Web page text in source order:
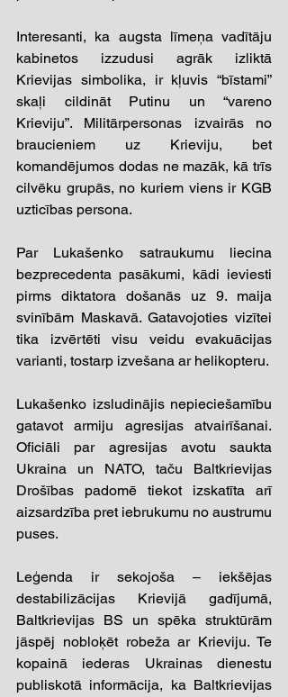
Interesanti, ka augsta līmeņa vadītāju
kabinetos izzudusi agrāk izliktā
Krievijas simbolika, ir kļuvis “bīstami”
skaļi cildināt Putinu un “vareno
Krieviju”. Militārpersonas izvairās no
braucieniem uz Krieviju, bet
komandējumos dodas ne mazāk, kā trīs
cilvēku grupās, no kuriem viens ir KGB
uzticības persona.
Par Lukašenko satraukumu liecina
bezprecedenta pasākumi, kādi ieviesti
pirms diktatora došanās uz 9. maija
svinībām Maskavā. Gatavojoties vizītei
tika izvērtēti visu veidu evakuācijas
varianti, tostarp izvešana ar helikopteru.
Lukašenko izsludinājis nepieciešamību
gatavot armiju agresijas atvairīšanai.
Oficiāli par agresijas avotu saukta
Ukraina un NATO, taču Baltkrievijas
Drošības padomē tiekot izskatīta arī
aizsardzība pret iebrukumu no austrumu
puses.
Leģenda ir sekojoša – iekšējas
destabilizācijas Krievijā gadījumā,
Baltkrievijas BS un spēka struktūrām
jāspēj nobloķēt robeža ar Krieviju. Te
kopainā iederas Ukrainas dienestu
publiskotā informācija, ka Baltkrievijas